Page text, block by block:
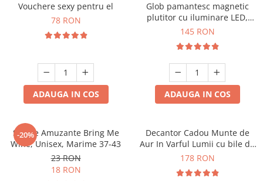
Vouchere sexy pentru el
78 RON
ADAUGA IN COS
Glob pamantesc magnetic
plutitor cu iluminare LED,
Forma C
145 RON
ADAUGA IN COS
-20%
Sosete Amuzante Bring Me
Wine, Unisex, Marime 37-43
23 RON
18 RON
Decantor Cadou Munte de
Aur In Varful Lumii cu bile de
curatare
178 RON